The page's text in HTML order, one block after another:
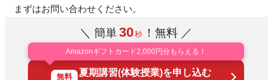
まずはお問い合わせください。
＼ 簡単30秒 ！無料 ／
Amazonギフトカード2,000円分もらえる！
無料 夏期講習(体験授業)を申し込む